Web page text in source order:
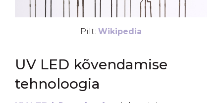
Pilt: Wikipedia
UV LED kõvendamise
tehnoloogia